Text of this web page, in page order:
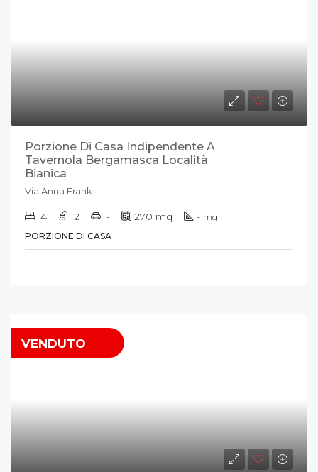
Porzione Di Casa Indipendente A
Tavernola Bergamasca Località
Bianica
Via Anna Frank
4 2 - 270 mq - mq
PORZIONE DI CASA
VENDUTO